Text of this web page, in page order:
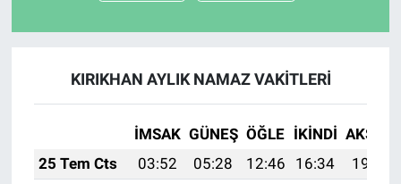
KIRIKHAN AYLIK NAMAZ VAKITLERI
İMSAK GÜNEŞ ÖĞLE İKINDI AKŞAM
25 Tem Cts
03:52 05:28 12:46 16:34
19:54